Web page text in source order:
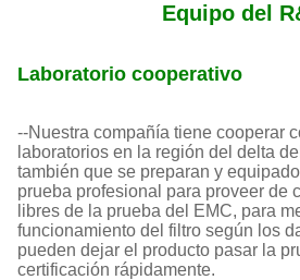
Equipo del
Laboratorio cooperativo
--Nuestra compañía tiene cooperar
laboratorios en la región del delta
también que se preparan y
prueba profesional para proveer de
libres de la prueba del EMC, para
funcionamiento del filtro según los
pueden dejar el producto pasar la
certificación rápidamente.